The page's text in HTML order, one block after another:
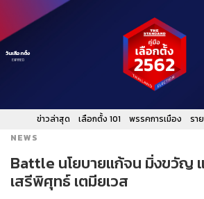
วันเลือกตั้ง
EXPIRED
ข่าวล่าสุด เลือกตั้ง 101 พรรคการเมือง รา
NEWS
Battle นโยบายแก้จน มิ่งขวัญ
เสรีพิศุทธ์ เตมียเวส